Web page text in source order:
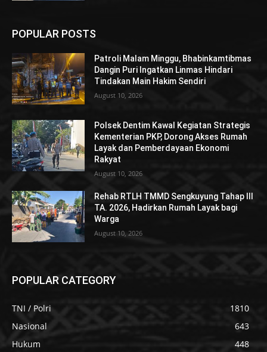
POPULAR POSTS
Patroli Malam Minggu, Bhabinkamtibmas
Dangin Puri Ingatkan Linmas Hindari
Tindakan Main Hakim Sendiri
August 10, 2026
Polsek Dentim Kawal Kegiatan Strategis
Kementerian PKP, Dorong Akses Rumah
Layak dan Pemberdayaan Ekonomi
Rakyat
August 10, 2026
Rehab RTLH TMMD Sengkuyung Tahap III
TA. 2026, Hadirkan Rumah Layak bagi
Warga
August 10, 2026
POPULAR CATEGORY
TNI / Polri
1810
Nasional
643
Hukum
448